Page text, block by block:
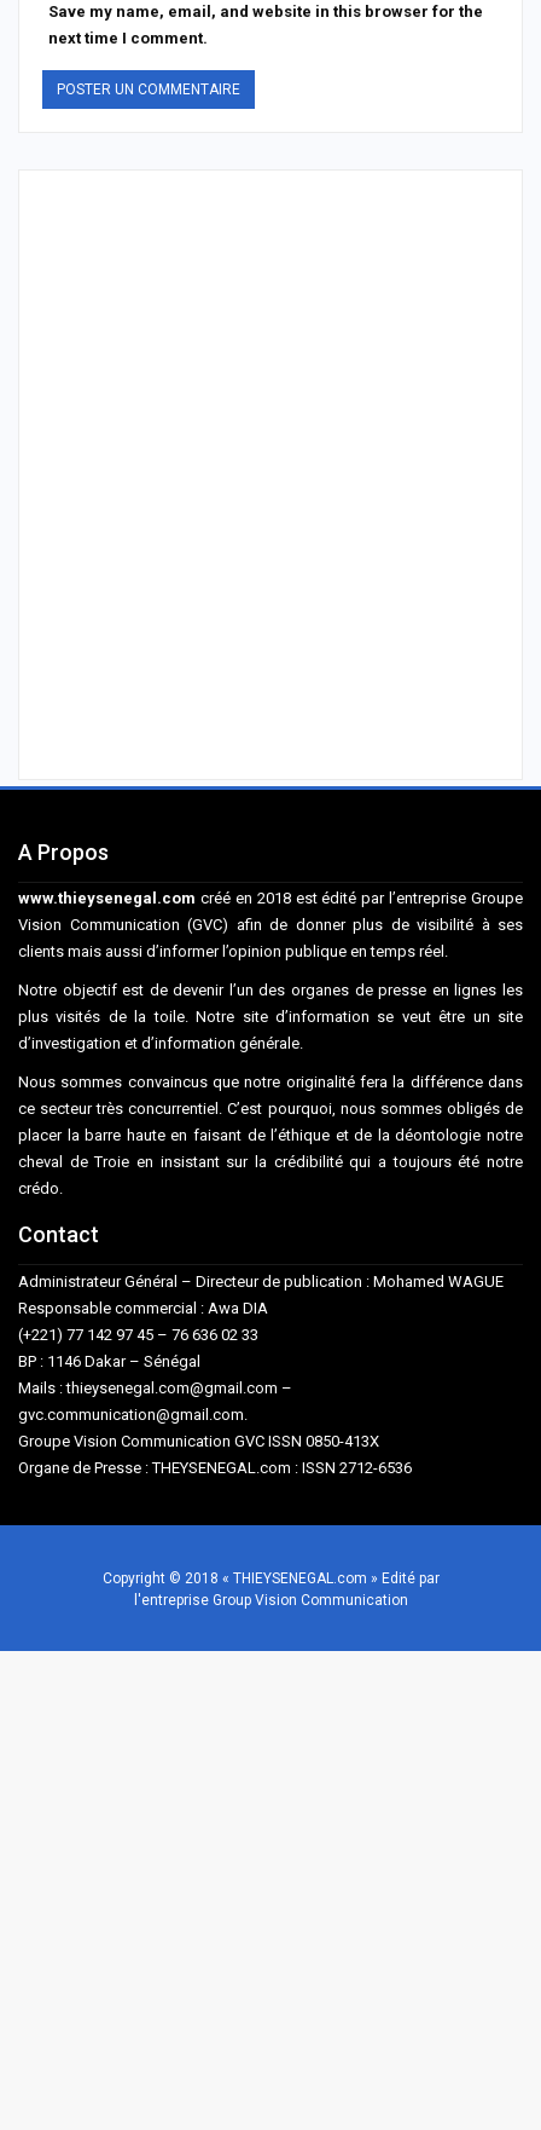
Save my name, email, and website in this browser for the
next time I comment.
A Propos
www.thieysenegal.com créé en 2018 est édité par l’entreprise Groupe
Vision Communication (GVC) afin de donner plus de visibilité à ses
clients mais aussi d’informer l’opinion publique en temps réel.
Notre objectif est de devenir l’un des organes de presse en lignes les
plus visités de la toile. Notre site d’information se veut être un site
d’investigation et d’information générale.
Nous sommes convaincus que notre originalité fera la différence dans
ce secteur très concurrentiel. C’est pourquoi, nous sommes obligés de
placer la barre haute en faisant de l’éthique et de la déontologie notre
cheval de Troie en insistant sur la crédibilité qui a toujours été notre
crédo.
Contact
Administrateur Général – Directeur de publication : Mohamed WAGUE
Responsable commercial : Awa DIA
(+221) 77 142 97 45 – 76 636 02 33
BP : 1146 Dakar – Sénégal
Mails : thieysenegal.com@gmail.com –
gvc.communication@gmail.com.
Groupe Vision Communication GVC ISSN 0850-413X
Organe de Presse : THEYSENEGAL.com : ISSN 2712-6536
Copyright © 2018 « THIEYSENEGAL.com » Edité par
l'entreprise Group Vision Communication